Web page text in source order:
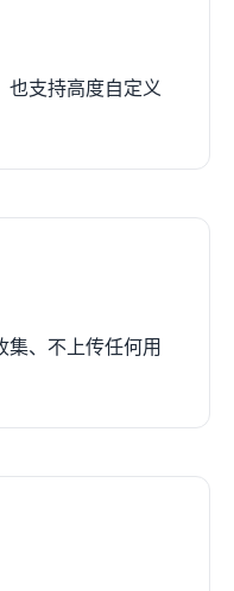
也支持高度自定义
集、不上传任何用